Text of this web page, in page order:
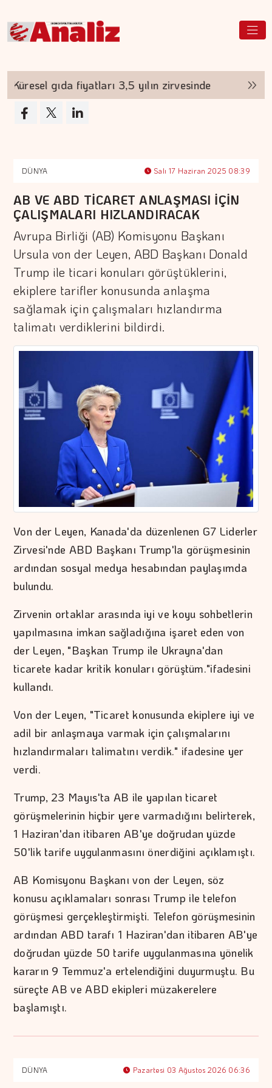
gıda fiyatları 3,5 yılın zirvesinde
DÜNYA Salı 17 Haziran 2025 08:39
AB VE ABD TİCARET ANLAŞMASI İÇİN
ÇALIŞMALARI HIZLANDIRACAK
Avrupa Birliği (AB) Komisyonu Başkanı
Ursula von der Leyen, ABD Başkanı Donald
Trump ile ticari konuları görüştüklerini,
ekiplere tarifler konusunda anlaşma
sağlamak için çalışmaları hızlandırma
talimatı verdiklerini bildirdi.
Von der Leyen, Kanada'da düzenlenen G7 Liderler
Zirvesi'nde ABD Başkanı Trump'la görüşmesinin
ardından sosyal medya hesabından paylaşımda
bulundu.
Zirvenin ortaklar arasında iyi ve koyu sohbetlerin
yapılmasına imkan sağladığına işaret eden von
der Leyen, "Başkan Trump ile Ukrayna'dan
ticarete kadar kritik konuları görüştüm."ifadesini
kullandı.
Von der Leyen, "Ticaret konusunda ekiplere iyi ve
adil bir anlaşmaya varmak için çalışmalarını
hızlandırmaları talimatını verdik." ifadesine yer
verdi.
Trump, 23 Mayıs'ta AB ile yapılan ticaret
görüşmelerinin hiçbir yere varmadığını belirterek,
1 Haziran'dan itibaren AB'ye doğrudan yüzde
50'lik tarife uygulanmasını önerdiğini açıklamıştı.
AB Komisyonu Başkanı von der Leyen, söz
konusu açıklamaları sonrası Trump ile telefon
görüşmesi gerçekleştirmişti. Telefon görüşmesinin
ardından ABD tarafı 1 Haziran'dan itibaren AB'ye
doğrudan yüzde 50 tarife uygulanmasına yönelik
kararın 9 Temmuz'a ertelendiğini duyurmuştu. Bu
süreçte AB ve ABD ekipleri müzakerelere
başlamıştı.
DÜNYA Pazartesi 03 Ağustos 2026 06:36